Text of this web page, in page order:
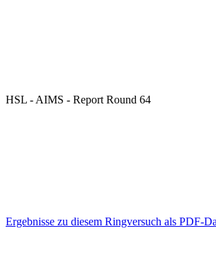
HSL - AIMS - Report Round 64
Ergebnisse zu diesem Ringversuch als PDF-